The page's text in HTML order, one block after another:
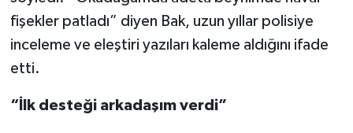
fişekler patladı” diyen Bak, uzun yıllar polisiye
inceleme ve eleştiri yazıları kaleme aldığını ifade
etti.
“İlk desteği arkadaşım verdi”